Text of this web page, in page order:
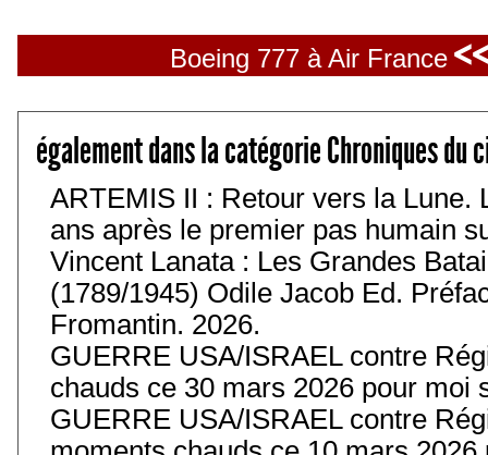
Boeing 777 à Air France
également dans la catégorie Chroniques du
ARTEMIS II : Retour vers la Lune.
ans après le premier pas humain
Vincent Lanata : Les Grandes
(1789/1945) Odile Jacob Ed.
Fromantin. 2026.
GUERRE USA/ISRAEL contre
chauds ce 30 mars 2026 pour moi
GUERRE USA/ISRAEL contre